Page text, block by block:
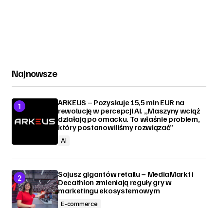
Najnowsze
ARKEUS – Pozyskuje 15,5 mln EUR na
rewolucję w percepcji AI. „Maszyny wciąż
działają po omacku. To właśnie problem,
który postanowiliśmy rozwiązać”
AI
Sojusz gigantów retailu – MediaMarkt i
Decathlon zmieniają reguły gry w
marketingu ekosystemowym
E-commerce